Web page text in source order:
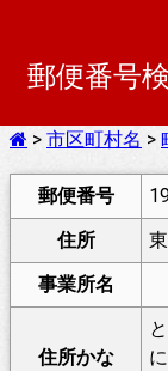
郵便番号
> 市区町村名 >
郵便番号
住所
事業所名
住所かな